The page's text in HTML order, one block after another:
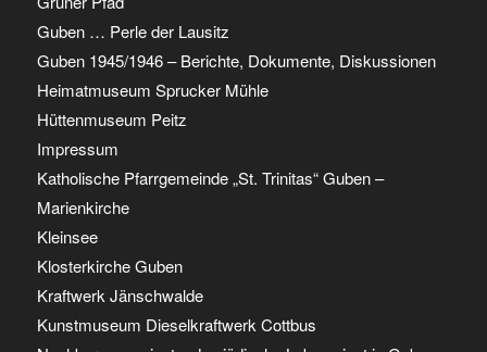
Guben … Perle der Lausitz
Guben 1945/1946 – Berichte, Dokumente, Diskussionen
Heimatmuseum Sprucker Mühle
Hüttenmuseum Peitz
Impressum
Katholische Pfarrgemeinde „St. Trinitas“ Guben –
Marienkirche
Kleinsee
Klosterkirche Guben
Kraftwerk Jänschwalde
Kunstmuseum Dieselkraftwerk Cottbus